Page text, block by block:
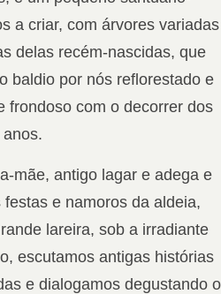
a criar, com árvores variadas
delas recém-nascidas, que
baldio por nós reflorestado e
frondoso com o decorrer dos
anos.
mãe, antigo lagar e adega e
e namoros da aldeia,
lareira, sob a irradiante
escutamos antigas histórias
e dialogamos degustando o